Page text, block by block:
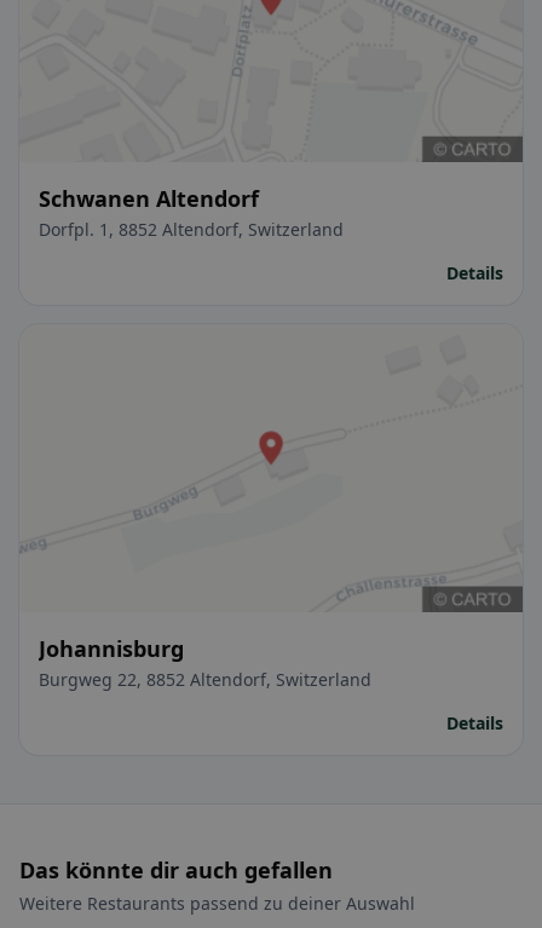
Schwanen Altendorf
Dorfpl. 1, 8852 Altendorf, Switzerland
Details
Johannisburg
Burgweg 22, 8852 Altendorf, Switzerland
Details
Das könnte dir auch gefallen
Weitere Restaurants passend zu deiner Auswahl